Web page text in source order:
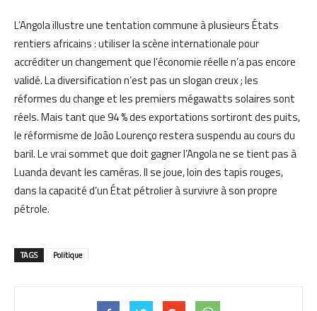
L’Angola illustre une tentation commune à plusieurs États
rentiers africains : utiliser la scène internationale pour
accréditer un changement que l’économie réelle n’a pas encore
validé. La diversification n’est pas un slogan creux ; les
réformes du change et les premiers mégawatts solaires sont
réels. Mais tant que 94 % des exportations sortiront des puits,
le réformisme de João Lourenço restera suspendu au cours du
baril. Le vrai sommet que doit gagner l’Angola ne se tient pas à
Luanda devant les caméras. Il se joue, loin des tapis rouges,
dans la capacité d’un État pétrolier à survivre à son propre
pétrole.
TAGS Politique